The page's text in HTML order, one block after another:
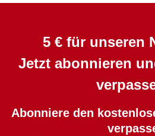
5 € für unseren
Jetzt abonnieren
Abonniere den